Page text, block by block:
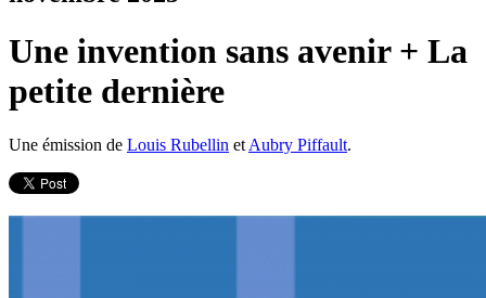
Une invention sans avenir + La
petite dernière
Une émission de Louis Rubellin et Aubry Piffault.